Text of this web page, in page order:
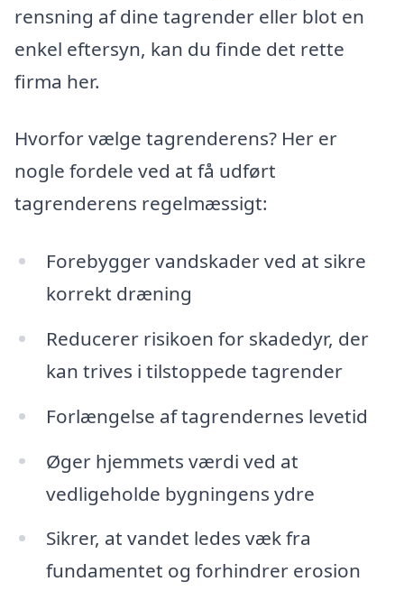
rensning af dine tagrender eller blot en
enkel eftersyn, kan du finde det rette
firma her.
Hvorfor vælge tagrenderens? Her er
nogle fordele ved at få udført
tagrenderens regelmæssigt:
Forebygger vandskader ved at sikre
korrekt dræning
Reducerer risikoen for skadedyr, der
kan trives i tilstoppede tagrender
Forlængelse af tagrendernes levetid
Øger hjemmets værdi ved at
vedligeholde bygningens ydre
Sikrer, at vandet ledes væk fra
fundamentet og forhindrer erosion